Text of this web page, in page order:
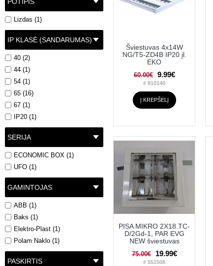
Lizdas (1)
IP KLASĖ (SANDARUMAS)
40 (2)
44 (1)
54 (1)
65 (16)
67 (1)
IP20 (1)
SERIJA
ECONOMIC BOX (1)
UFO (1)
GAMINTOJAS
ABB (1)
Baks (1)
Elektro-Plast (1)
Polam Naklo (1)
PASKIRTIS
Šviestuvas 4x14W
NG/T5-ZD4B IP20 įl.
EKO
60.00€ 9.99€
# 810140
Į KREPŠELĮ
PISA MIKRO 2X18.TC-
D/2Gd-1, PAR EVG
NEW šviestuvas
75.00€ 19.99€
# 551508